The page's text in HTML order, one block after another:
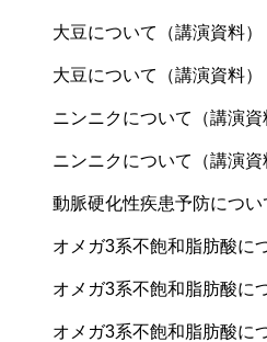
大豆について（講演資料）
大豆について（講演資料）
ニンニクについて（講演資
ニンニクについて（講演資
動脈硬化性疾患予防につい
オメガ3系不飽和脂肪酸に
オメガ3系不飽和脂肪酸に
オメガ3系不飽和脂肪酸に